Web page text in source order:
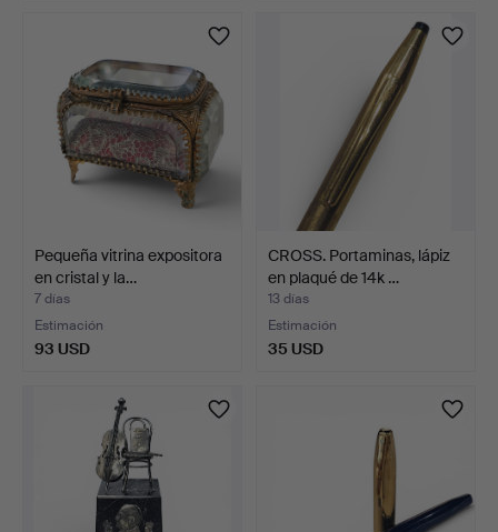
Pequeña vitrina expositora
en cristal y la…
7 días
Estimación
93 USD
CROSS. Portaminas, lápiz
en plaqué de 14k …
13 días
Estimación
35 USD